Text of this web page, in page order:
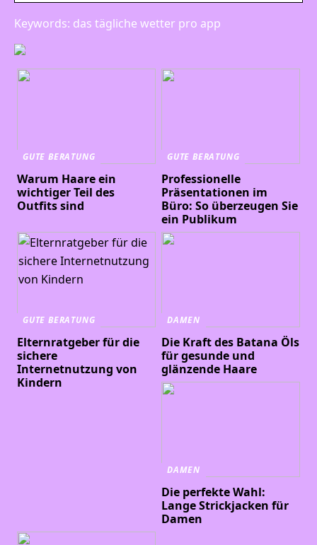
Keywords: das tägliche wetter pro app
GUTE BERATUNG
Warum Haare ein
wichtiger Teil des
Outfits sind
GUTE BERATUNG
Professionelle
Präsentationen im
Büro: So überzeugen Sie
ein Publikum
GUTE BERATUNG
Elternratgeber für die
sichere
Internetnutzung von
Kindern
DAMEN
Die Kraft des Batana Öls
für gesunde und
glänzende Haare
DAMEN
Die perfekte Wahl:
Lange Strickjacken für
Damen